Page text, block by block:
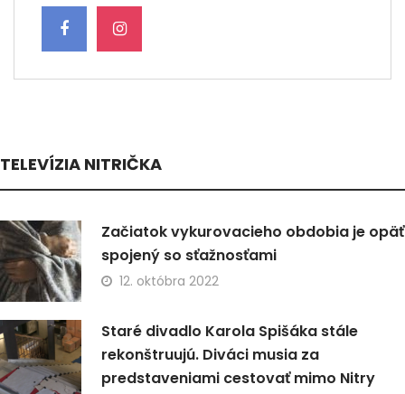
TELEVÍZIA NITRIČKA
Začiatok vykurovacieho obdobia je opäť
spojený so sťažnosťami
12. októbra 2022
Staré divadlo Karola Spišáka stále
rekonštruujú. Diváci musia za
predstaveniami cestovať mimo Nitry